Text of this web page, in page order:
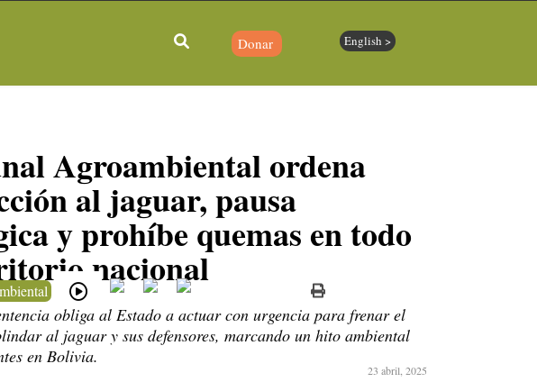
Donar English >
Agroambiental ordena
al jaguar, pausa
y prohíbe quemas en todo
nacional
obliga al Estado a actuar con urgencia para frenar el
al jaguar y sus defensores, marcando un hito ambiental
en Bolivia.
23 abril, 2025